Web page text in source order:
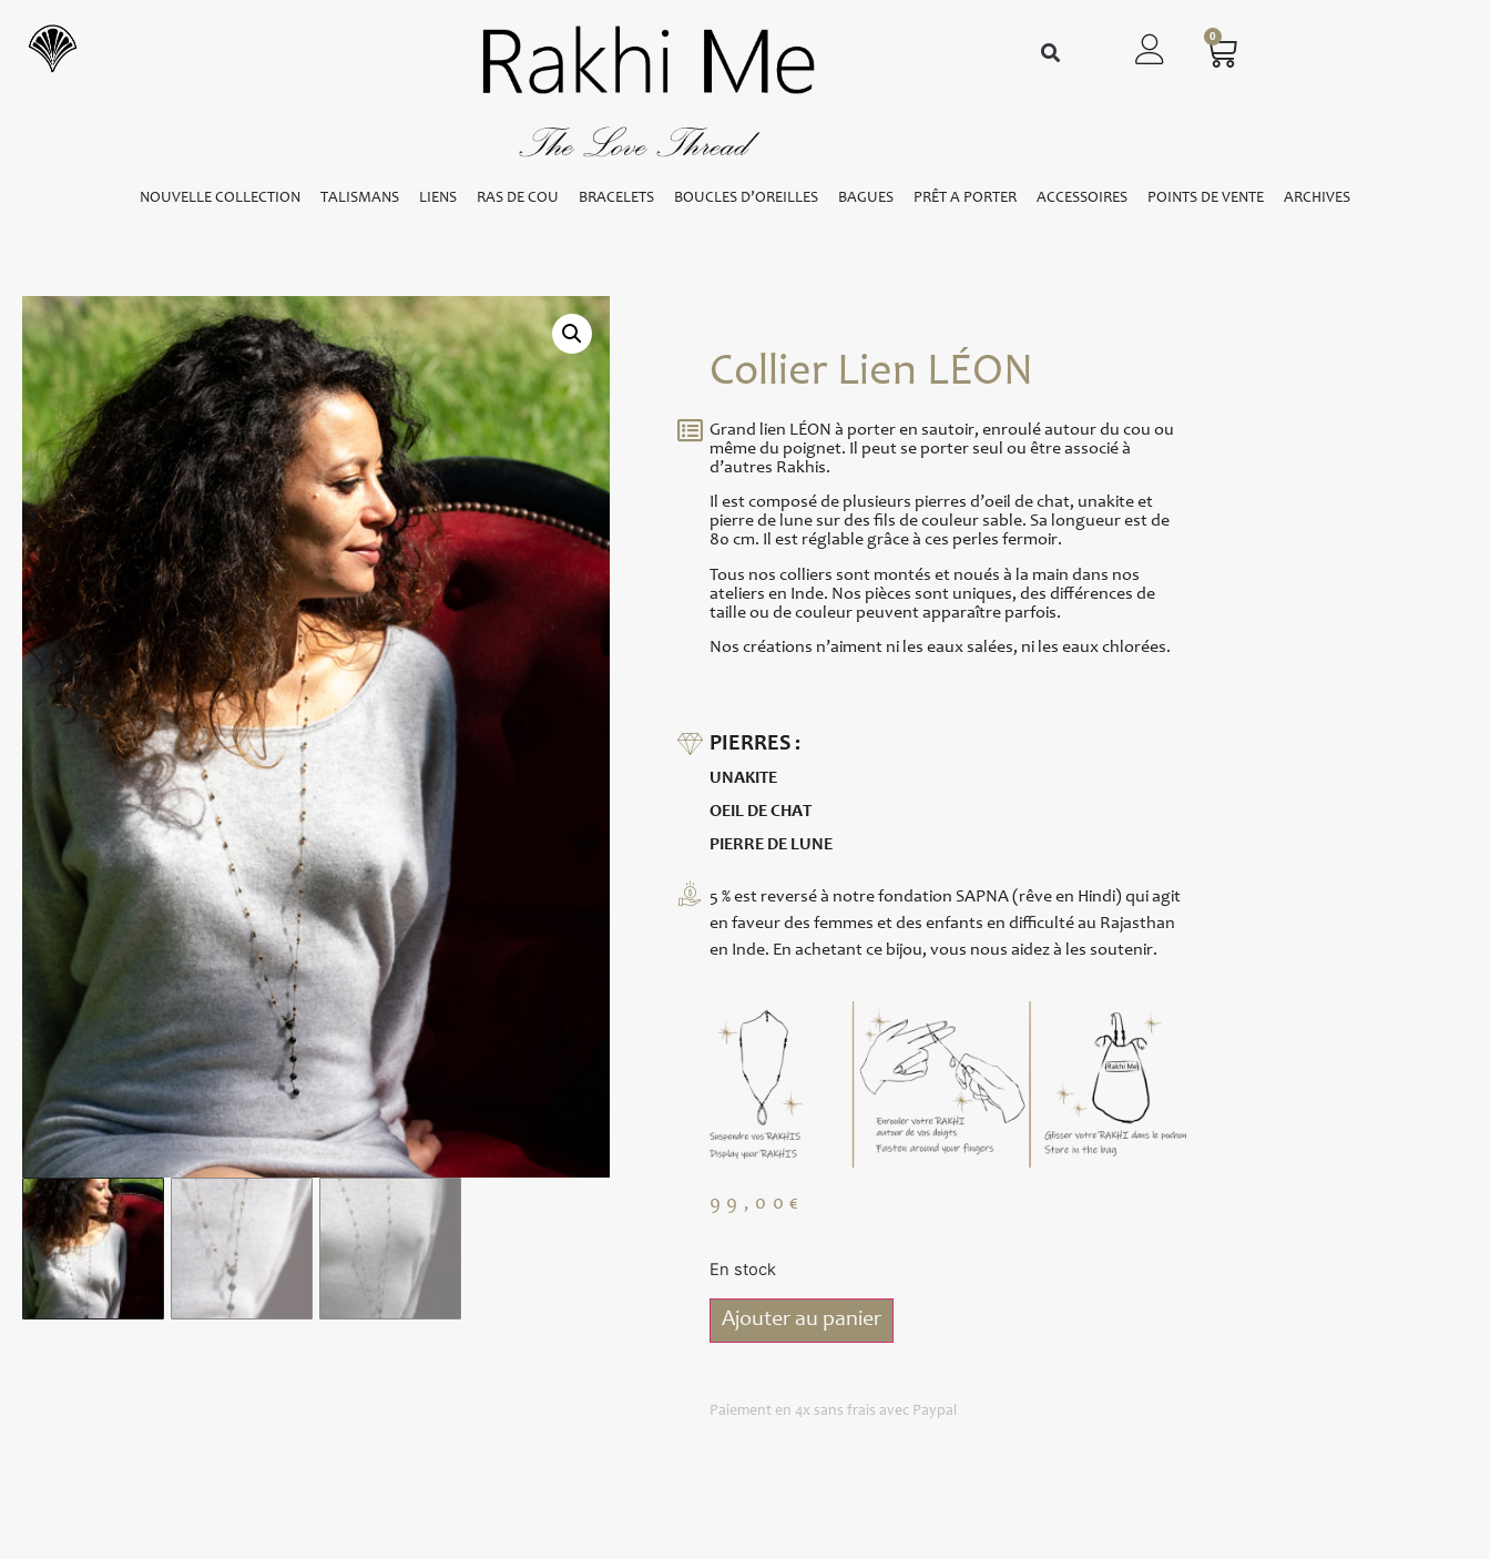
0
NOUVELLE COLLECTION TALISMANS LIENS RAS DE COU BRACELETS BOUCLES D’OREILLES BAGUES PRÊT A PORTER ACCESSOIRES POINTS DE VENTE ARCHIVES
Collier Lien LÉON
Grand lien LÉON à porter en sautoir, enroulé autour du cou ou
même du poignet. Il peut se porter seul ou être associé à
d’autres Rakhis.
Il est composé de plusieurs pierres d’oeil de chat, unakite et
pierre de lune sur des fils de couleur sable. Sa longueur est de
80 cm. Il est réglable grâce à ces perles fermoir.
Tous nos colliers sont montés et noués à la main dans nos
ateliers en Inde. Nos pièces sont uniques, des différences de
taille ou de couleur peuvent apparaître parfois.
Nos créations n’aiment ni les eaux salées, ni les eaux chlorées.
PIERRES :
UNAKITE
OEIL DE CHAT
PIERRE DE LUNE
5 % est reversé à notre fondation SAPNA (rêve en Hindi) qui agit
en faveur des femmes et des enfants en difficulté au Rajasthan
en Inde. En achetant ce bijou, vous nous aidez à les soutenir.
99,00 €
En stock
Ajouter au panier
Paiement en 4x sans frais avec Paypal